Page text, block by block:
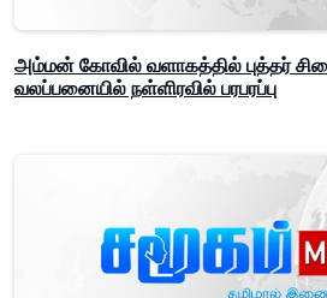
அம்மன் கோவில் வளாகத்தில் புத்தர்
வலப்பனையில் நள்ளிரவில் பரபரப்பு